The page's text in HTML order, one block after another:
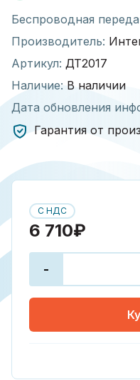
Беспроводная
Производитель:
Артикул: ДТ2017
Наличие: В наличии
Дата обновления
Гарантия от
С НДС
6 710₽
-